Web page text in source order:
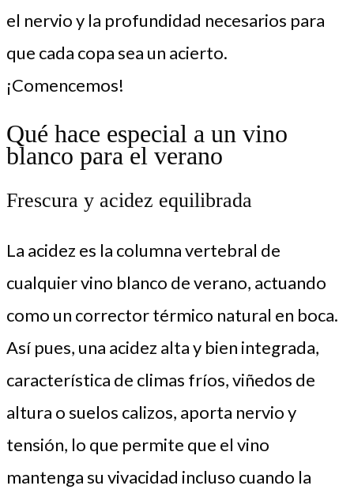
el nervio y la profundidad necesarios para
que cada copa sea un acierto.
¡Comencemos!
Qué hace especial a un vino
blanco para el verano
Frescura y acidez equilibrada
La acidez es la columna vertebral de
cualquier vino blanco de verano, actuando
como un corrector térmico natural en boca.
Así pues, una acidez alta y bien integrada,
característica de climas fríos, viñedos de
altura o suelos calizos, aporta nervio y
tensión, lo que permite que el vino
mantenga su vivacidad incluso cuando la